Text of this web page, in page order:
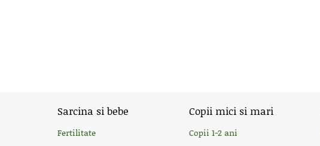
Sarcina si bebe
Fertilitate
Copii mici si mari
Copii 1-2 ani